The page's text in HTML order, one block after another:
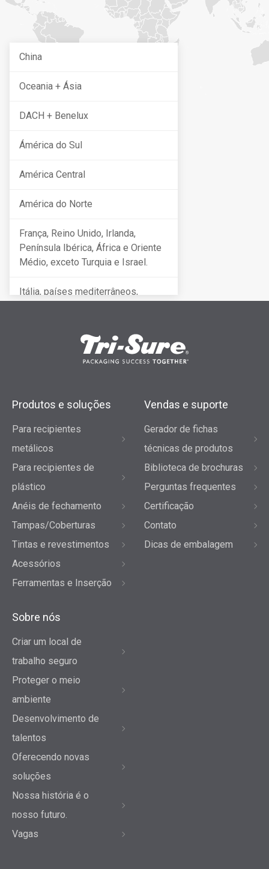
China
Oceania + Ásia
DACH + Benelux
Ámérica do Sul
América Central
América do Norte
França, Reino Unido, Irlanda,
Península Ibérica, África e Oriente
Médio, exceto Turquia e Israel.
Itália, países mediterrâneos,
Produtos e soluções
Para recipientes
metálicos
Para recipientes de
plástico
Anéis de fechamento
Tampas/Coberturas
Tintas e revestimentos
Acessórios
Ferramentas e Inserção
Vendas e suporte
Gerador de fichas
técnicas de produtos
Biblioteca de brochuras
Perguntas frequentes
Certificação
Contato
Dicas de embalagem
Sobre nós
Criar um local de
trabalho seguro
Proteger o meio
ambiente
Desenvolvimento de
talentos
Oferecendo novas
soluções
Nossa história é o
nosso futuro.
Vagas